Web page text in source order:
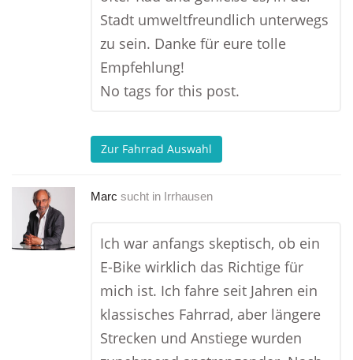
Stadt umweltfreundlich unterwegs
zu sein. Danke für eure tolle
Empfehlung!
No tags for this post.
Zur Fahrrad Auswahl
Marc sucht in Irrhausen
Ich war anfangs skeptisch, ob ein
E-Bike wirklich das Richtige für
mich ist. Ich fahre seit Jahren ein
klassisches Fahrrad, aber längere
Strecken und Anstiege wurden